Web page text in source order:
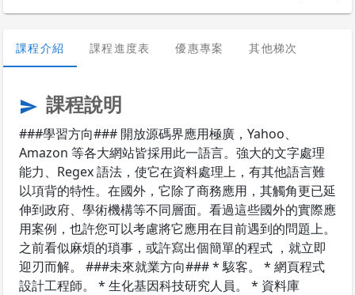
課程介紹 課程進度表 優惠專案 其他梯次
send 課程說明
###學習方向### 開放源碼界應用極廣，Yahoo、
Amazon 等各大網站皆採用此一語言。強大的文字處理
能力、Regex 語法，使它在資料處理上，有其他語言難
以項背的特性。在國外，它除了商務應用，其觸角更已延
伸到政府、學術機構等不同層面。看過這些國外的實際應
用案例，也許您可以考慮將它應用在目前遇到的問題上。
之前看似麻煩的瑣事，或許寫出個簡單的程式 ，就立即
迎刃而解。 ###未來就業方向### * 駭客。 * 網頁程式
設計工程師。 * 生化基因科技研究人員。 * 資料庫